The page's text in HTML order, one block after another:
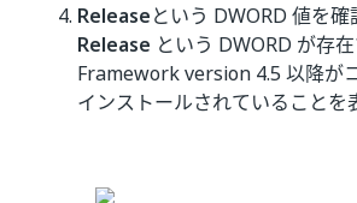
Releaseという DWORD 値を確
Release という DWORD が存
Framework version 4.5 以降が
インストールされていることを